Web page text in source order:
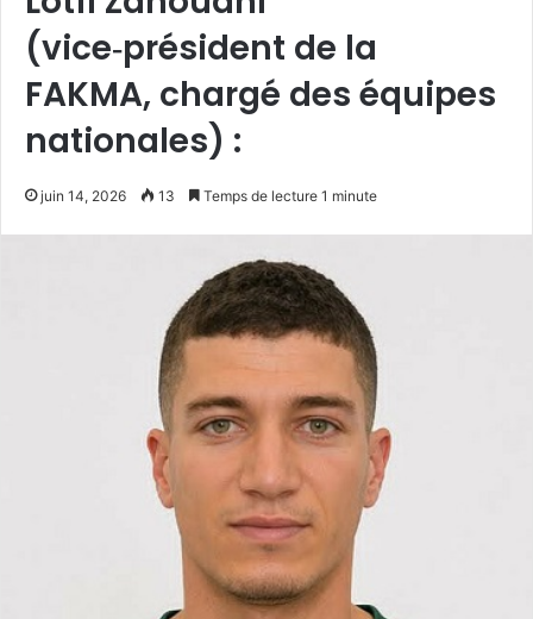
(vice‑président de la
FAKMA, chargé des équipes
nationales) :
juin 14, 2026 13 Temps de lecture 1 minute